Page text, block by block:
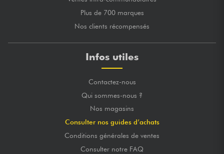
Plus de 700 marques
Nos clients récompensés
Infos utiles
Contactez-nous
Qui sommes-nous ?
Nos magasins
Consulter nos guides d’achats
Conditions générales de ventes
Consulter notre FAQ